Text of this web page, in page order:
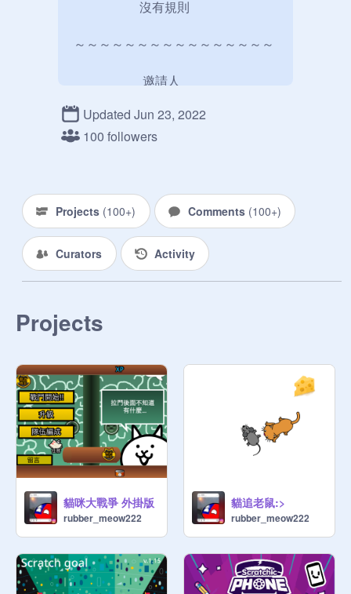
～～～～～～～～～～～～～～～～
～～～～～～～～～～～～～～～～
～～～～～～～～～～～～～～～～
https://scratch.mit.edu/projects/5292
9204853/
https://scratch.mit.edu/projects/52
9187569/
Updated Jun 23, 2022
100 followers
Projects (100+) Comments (100+)
Curators Activity
Projects
貓咪大戰爭 外掛版
rubber_meow222
貓追老鼠:>
rubber_meow222